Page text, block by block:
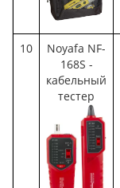
10
Noyafa NF-
168S -
кабельный
тестер